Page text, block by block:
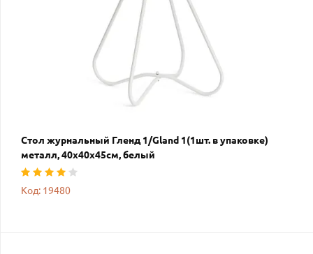
Стол журнальный Гленд 1/Gland 1(1шт. в упаковке)
металл, 40х40х45см, белый
Код: 19480